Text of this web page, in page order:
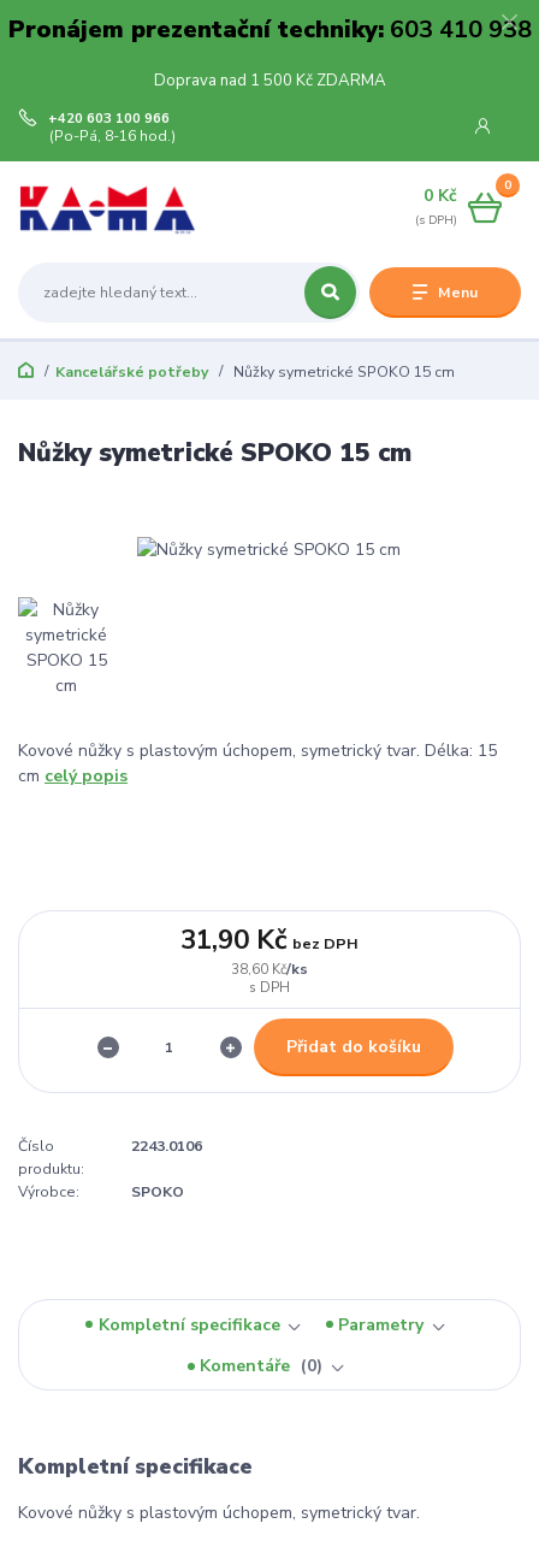
Pronájem prezentační techniky:603 410 938
Doprava nad 1 500 Kč ZDARMA
Menu
+420 603 100 966
(Po-Pá, 8-16 hod.)
0
0 Kč
Kancelářské potřeby Nůžky symetrické SPOKO 15 cm
Nůžky symetrické SPOKO 15 cm
Kovové nůžky s plastovým úchopem, symetrický tvar. Délka: 15
cm celý popis
38,60 Kč/ks
31,90 Kč bez DPH
Přidat do košíku
Číslo
produktu:
2243.0106
Výrobce: SPOKO
Kompletní specifikace
Parametry
Komentáře
0
Kompletní specifikace
Kovové nůžky s plastovým úchopem, symetrický tvar.